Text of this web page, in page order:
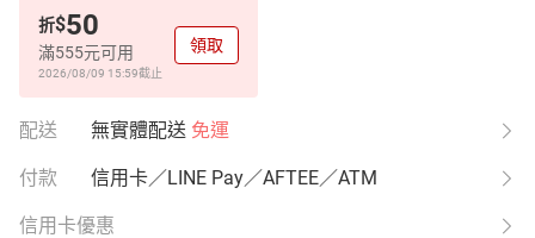
折$50
滿555元可用
2026/08/09 15:59截止
領取
配送 無實體配送 免運
付款 信用卡／LINE Pay／AFTEE／ATM
信用卡優惠